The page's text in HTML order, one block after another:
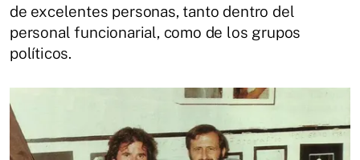
de excelentes personas, tanto dentro del
personal funcionarial, como de los grupos
políticos.